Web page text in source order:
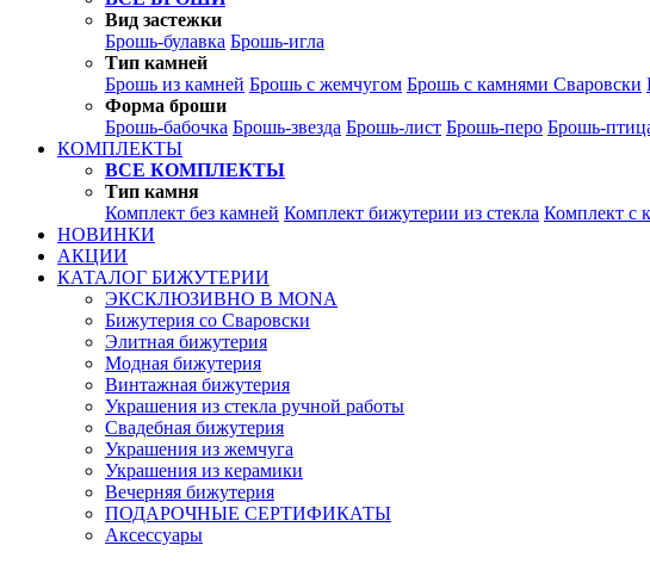
Вид застежки
Брошь-булавка Брошь-игла
Тип камней
Брошь из камней Брошь с жемчугом Брошь с камнями Сваровски
Форма броши
Брошь-бабочка Брошь-звезда Брошь-лист Брошь-перо Брошь-
КОМПЛЕКТЫ
ВСЕ КОМПЛЕКТЫ
Тип камня
Комплект без камней Комплект бижутерии из стекла Комплект с
НОВИНКИ
АКЦИИ
КАТАЛОГ БИЖУТЕРИИ
ЭКСКЛЮЗИВНО В MONA
Бижутерия со Сваровски
Элитная бижутерия
Модная бижутерия
Винтажная бижутерия
Украшения из стекла ручной работы
Свадебная бижутерия
Украшения из жемчуга
Украшения из керамики
Вечерняя бижутерия
ПОДАРОЧНЫЕ СЕРТИФИКАТЫ
Аксессуары